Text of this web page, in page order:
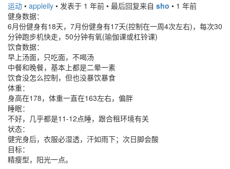
运动 • appleily • 发表于 1 年前 • 最后回复来自 sho • 1 年前
健身数据：
6月份健身有18天，7月份健身有17天(控制在一周4次左右)，每次30
分钟跑步机快走，50分钟有氧(瑜伽课或杠铃课)
饮食数据：
早上汤面，只吃面，不喝汤
中餐和晚餐，基本上都是二晕一素
饮食没怎么控制，但也没暴饮暴食
体重：
身高在178，体重一直在163左右，偏胖
睡眠：
不好，几乎都是11-12点睡，跟合租环境有关
状态：
健完身后，衣服必湿透，汗如雨下；次日脚会酸
目标：
精瘦型，阳光一点。